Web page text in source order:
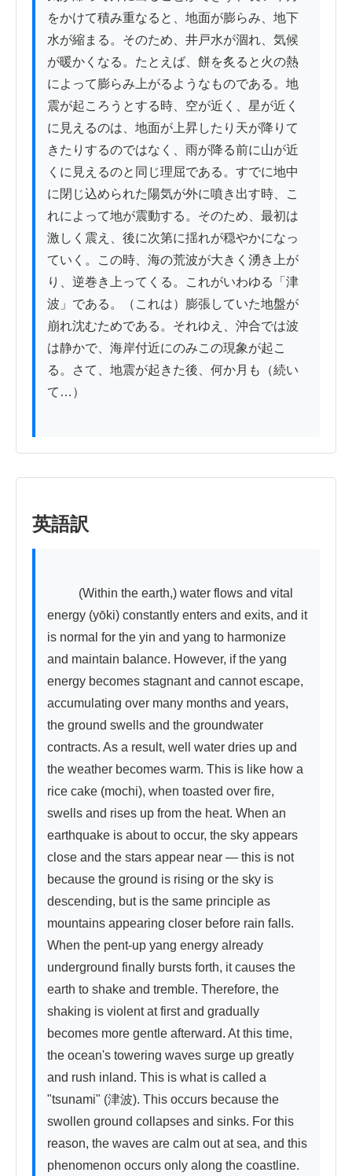
をかけて積み重なると、地面が膨らみ、地下
水が縮まる。そのため、井戸水が涸れ、気候
が暖かくなる。たとえば、餅を炙ると火の熱
によって膨らみ上がるようなものである。地
震が起ころうとする時、空が近く、星が近く
に見えるのは、地面が上昇したり天が降りて
きたりするのではなく、雨が降る前に山が近
くに見えるのと同じ理屈である。すでに地中
に閉じ込められた陽気が外に噴き出す時、こ
れによって地が震動する。そのため、最初は
激しく震え、後に次第に揺れが穏やかになっ
ていく。この時、海の荒波が大きく湧き上が
り、逆巻き上ってくる。これがいわゆる「津
波」である。（これは）膨張していた地盤が
崩れ沈むためである。それゆえ、沖合では波
は静かで、海岸付近にのみこの現象が起こ
る。さて、地震が起きた後、何か月も（続い
て…）
英語訳
energy (yōki) constantly enters and exits, and it
is normal for the yin and yang to harmonize
and maintain balance. However, if the yang
energy becomes stagnant and cannot escape,
accumulating over many months and years,
the ground swells and the groundwater
contracts. As a result, well water dries up and
the weather becomes warm. This is like how a
rice cake (mochi), when toasted over fire,
swells and rises up from the heat. When an
earthquake is about to occur, the sky appears
close and the stars appear near — this is not
because the ground is rising or the sky is
descending, but is the same principle as
mountains appearing closer before rain falls.
When the pent-up yang energy already
underground finally bursts forth, it causes the
earth to shake and tremble. Therefore, the
shaking is violent at first and gradually
becomes more gentle afterward. At this time,
the ocean's towering waves surge up greatly
and rush inland. This is what is called a
"tsunami" (津波). This occurs because the
swollen ground collapses and sinks. For this
reason, the waves are calm out at sea, and this
phenomenon occurs only along the coastline.